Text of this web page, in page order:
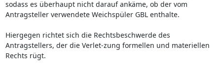
sodass es überhaupt nicht darauf ankäme, ob der vom
Antragsteller verwendete Weichspüler GBL enthalte.
Hiergegen richtet sich die Rechtsbeschwerde des
Antragstellers, der die Verlet-zung formellen und materiellen
Rechts rügt.